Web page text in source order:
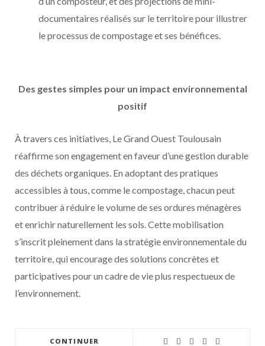
documentaires réalisés sur le territoire pour illustrer
le processus de compostage et ses bénéfices.
Des gestes simples pour un impact environnemental
positif
À travers ces initiatives, Le Grand Ouest Toulousain
réaffirme son engagement en faveur d’une gestion durable
des déchets organiques. En adoptant des pratiques
accessibles à tous, comme le compostage, chacun peut
contribuer à réduire le volume de ses ordures ménagères
et enrichir naturellement les sols. Cette mobilisation
s’inscrit pleinement dans la stratégie environnementale du
territoire, qui encourage des solutions concrètes et
participatives pour un cadre de vie plus respectueux de
l’environnement.
CONTINUER